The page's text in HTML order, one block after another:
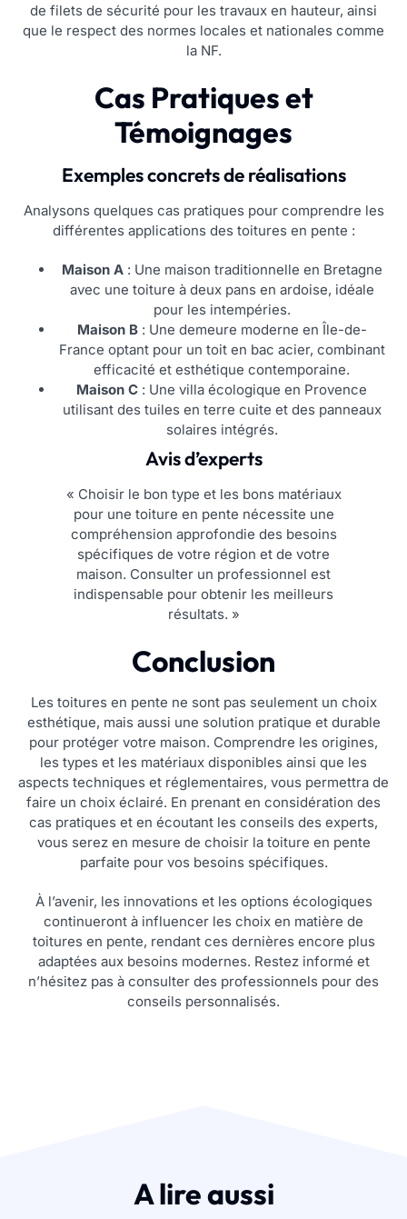
de filets de sécurité pour les travaux en hauteur, ainsi
que le respect des normes locales et nationales comme
la NF.
Cas Pratiques et
Témoignages
Exemples concrets de réalisations
Analysons quelques cas pratiques pour comprendre les
différentes applications des toitures en pente :
Maison A: Une maison traditionnelle en Bretagne
avec une toiture à deux pans en ardoise, idéale
pour les intempéries.
Maison B: Une demeure moderne en Île-de-
France optant pour un toit en bac acier, combinant
efficacité et esthétique contemporaine.
Maison C : Une villa écologique en Provence
utilisant des tuiles en terre cuite et des panneaux
solaires intégrés.
Avis d’experts
« Choisir le bon type et les bons matériaux
pour une toiture en pente nécessite une
compréhension approfondie des besoins
spécifiques de votre région et de votre
maison. Consulter un professionnel est
indispensable pour obtenir les meilleurs
résultats. »
Conclusion
Les toitures en pente ne sont pas seulement un choix
esthétique, mais aussi une solution pratique et durable
pour protéger votre maison. Comprendre les origines,
les types et les matériaux disponibles ainsi que les
aspects techniques et réglementaires, vous permettra de
faire un choix éclairé. En prenant en considération des
cas pratiques et en écoutant les conseils des experts,
vous serez en mesure de choisir la toiture en pente
parfaite pour vos besoins spécifiques.
À l’avenir, les innovations et les options écologiques
continueront à influencer les choix en matière de
toitures en pente, rendant ces dernières encore plus
adaptées aux besoins modernes. Restez informé et
n’hésitez pas à consulter des professionnels pour des
conseils personnalisés.
A lire aussi